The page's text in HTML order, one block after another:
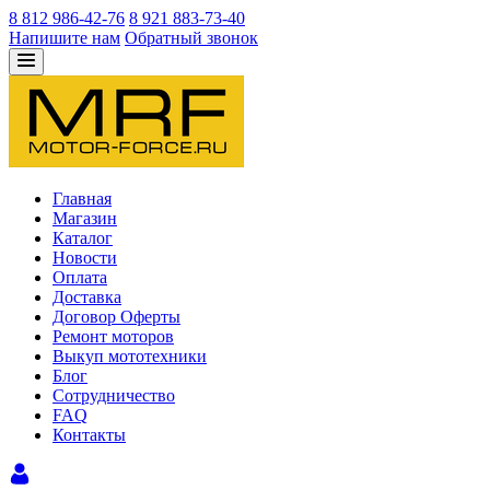
8 812 986-42-76 8 921 883-73-40
Напишите нам Обратный звонок
Главная
Магазин
Каталог
Новости
Оплата
Доставка
Договор Оферты
Ремонт моторов
Выкуп мототехники
Блог
Сотрудничество
FAQ
Контакты